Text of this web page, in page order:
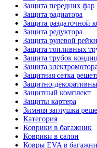
Защита передних фар
Защита радиатора
Защита раздаточной
Защита редуктора
Защита рулевой рейки
Защита топливных
Защита трубок
Защита электромотора
Защитная сетка
Защитно-
Защитный комплект
Защиты картера
Зимняя заглушка
Категория
Коврики в багажник
Коврики в салон
Ковры EVA в